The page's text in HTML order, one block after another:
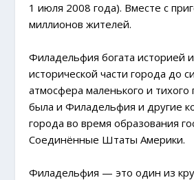
1 июля 2008 года). Вместе с
миллионов жителей.
Филадельфия богата историей
исторической части города до
атмосфера маленького и тихого
была и Филадельфия и другие
города во время образования
Соединённые Штаты Америки.
Филадельфия — это один из